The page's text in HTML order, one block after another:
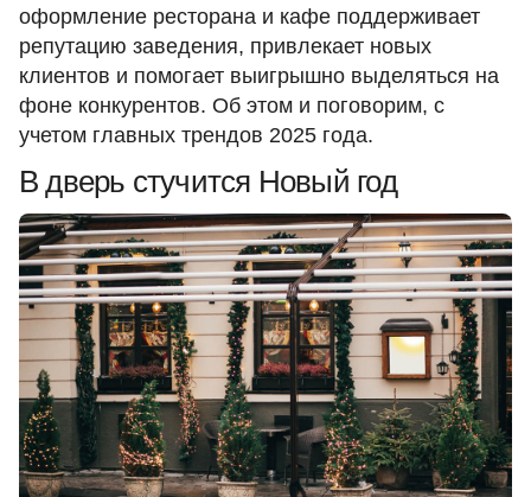
оформление ресторана и кафе поддерживает
репутацию заведения, привлекает новых
клиентов и помогает выигрышно выделяться на
фоне конкурентов. Об этом и поговорим, с
учетом главных трендов 2025 года.
В дверь стучится Новый год